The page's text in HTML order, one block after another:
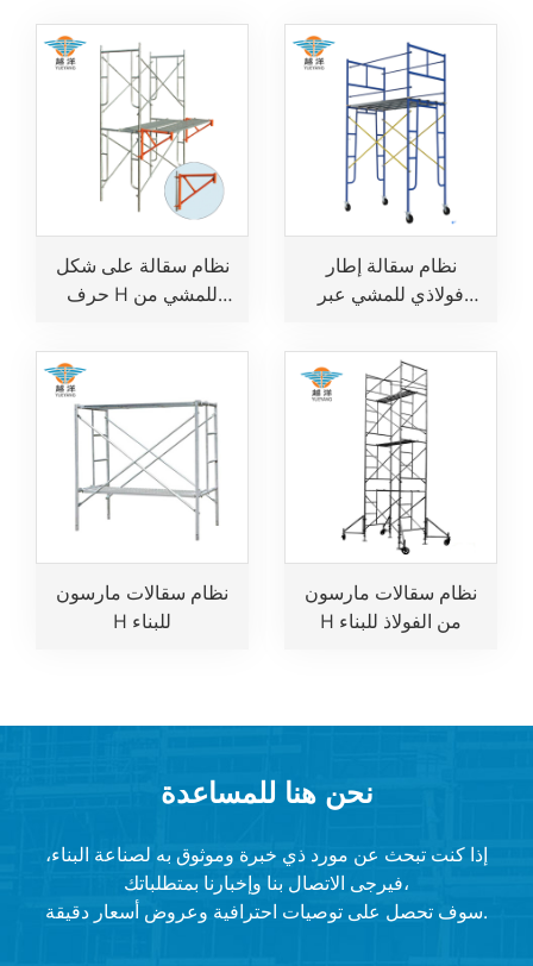
نظام سقالة على شكل
حرف H للمشي من
نظام سقالة إطار
فولاذي للمشي عبر
نظام سقالات مارسون
H للبناء
نظام سقالات مارسون
H من الفولاذ للبناء
نحن هنا للمساعدة
إذا كنت تبحث عن مورد ذي خبرة وموثوق به لصناعة البناء،
فيرجى الاتصال بنا وإخبارنا بمتطلباتك،
سوف تحصل على توصيات احترافية وعروض أسعار دقيقة.